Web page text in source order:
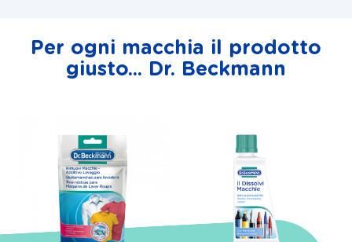
Per ogni macchia il prodotto
giusto... Dr. Beckmann